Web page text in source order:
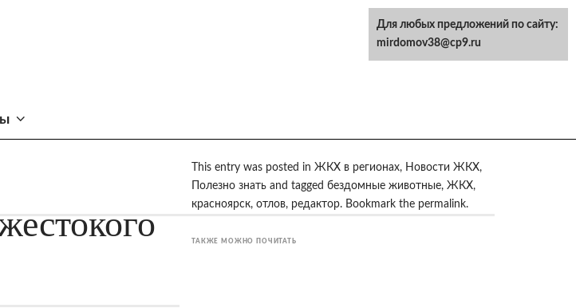
This entry was posted in ЖКХ в регионах, Новости ЖКХ,
Полезно знать and tagged бездомные животные, ЖКХ,
красноярск, отлов, редактор. Bookmark the permalink.
ТАКЖЕ МОЖНО ПОЧИТАТЬ
Для любых предложений по сайту:
mirdomov38@cp9.ru